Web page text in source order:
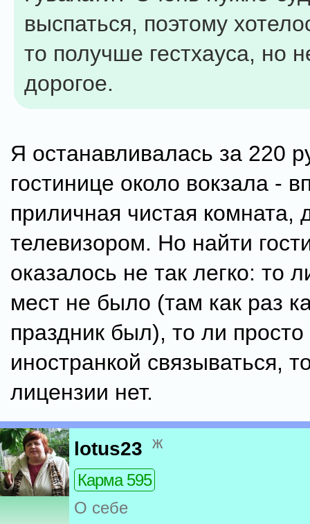
выспаться, поэтому
то получше гестхауса, но
дорогое.
Я останавливалась за 220
гостинице около вокзала -
приличная чистая комната,
телевизором. Но найти
оказалось не так легко: то
мест не было (там как раз
праздник был), то ли просто
иностранкой связываться,
лицензии нет.
lotus23 ж
Карма 595
О себе